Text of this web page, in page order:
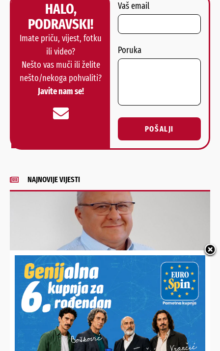
HALO,
PODRAVSKI!
Imate priču, vijest, fotku
ili video?
Nešto vas muči ili želite
nešto/nekoga pohvaliti?
Javite nam se!
Vaš email
Poruka
POŠALJI
Alternative:
NAJNOVIJE VIJESTI
ISPITAN U BJELOVARU
Bošnjak dobio zabranu prilaska, prijeti mu i višegodišnji
zatvor